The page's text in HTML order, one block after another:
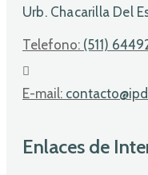
Urb. Chacarilla Del
Telefono: (511)
E-mail:
Enlaces de